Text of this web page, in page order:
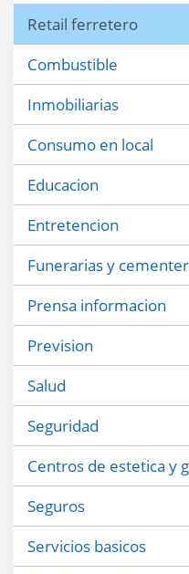
Retail ferretero
Combustible
Inmobiliarias
Consumo en local
Educacion
Entretencion
Funerarias y
Prensa informacion
Prevision
Salud
Seguridad
Centros de estetica y
Seguros
Servicios basicos